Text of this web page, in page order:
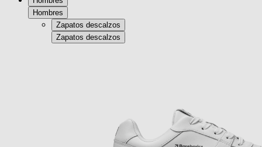
Hombres
Zapatos descalzos
Zapatos descalzos